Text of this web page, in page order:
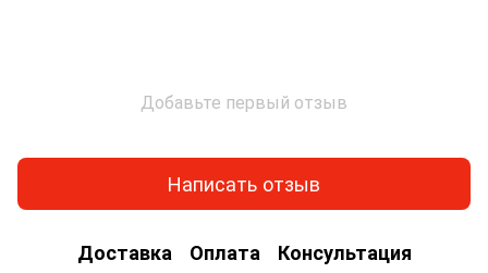
Добавьте первый отзыв
Написать отзыв
Доставка Оплата Консультация